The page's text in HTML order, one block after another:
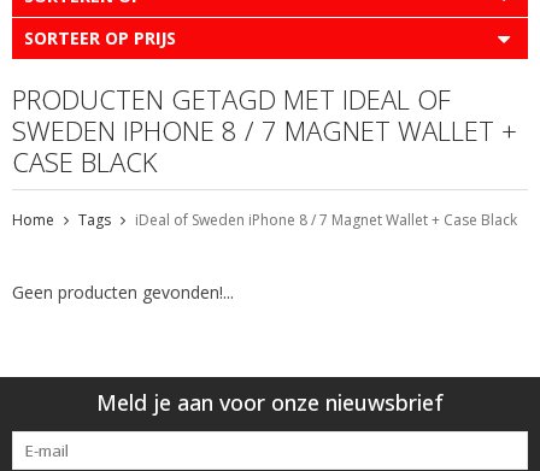
SORTEER OP PRIJS
PRODUCTEN GETAGD MET IDEAL OF
SWEDEN IPHONE 8 / 7 MAGNET WALLET +
CASE BLACK
Home Tags iDeal of Sweden iPhone 8 / 7 Magnet Wallet + Case Black
Geen producten gevonden!...
Meld je aan voor onze nieuwsbrief